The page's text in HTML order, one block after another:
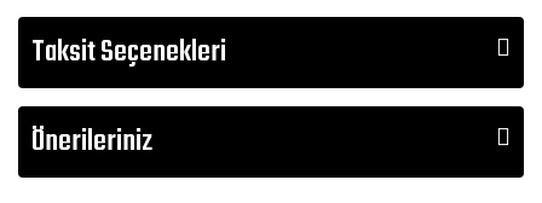
Taksit Seçenekleri
Önerileriniz